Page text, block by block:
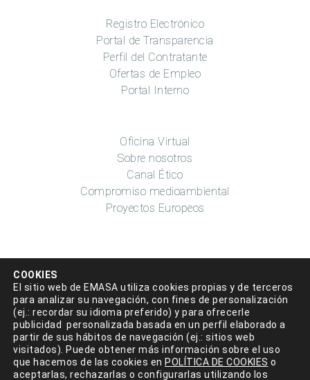
Registro Electrónico
Portal de Transparencia
Perfil del Contratante
Ofertas de Empleo
Portal Interno
Oficina Virtual
Sobre nosotros
Canal Ético
Compromiso medioambiental
Proyectos Europeos
Aviso legal|Política de privacidad|Condiciones de uso|
Accesibilidad|Política de cookies|Mapa del sitio
Política de Seguridad de la información
COOKIES
El sitio web de EMASA utiliza cookies propias y de terceros
para analizar su navegación, con fines de personalización
(ej.: recordar su idioma preferido) y para ofrecerle
publicidad personalizada basada en un perfil elaborado a
partir de sus hábitos de navegación (ej.: sitios web
visitados). Puede obtener más información sobre el uso
que hacemos de las cookies en POLÍTICA DE COOKIES o
aceptarlas, rechazarlas o configurarlas utilizando los